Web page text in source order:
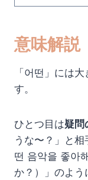
意味解説
「어떤」には
す。
ひとつ目は疑問
うな〜？」と
떤 음악을 좋아
か？）」のよう